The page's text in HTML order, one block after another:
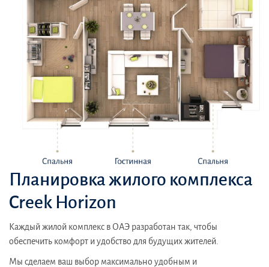
Планировка жилого комплекса
Creek Horizon
Каждый жилой комплекс в ОАЭ разработан так, чтобы
обеспечить комфорт и удобство для будущих жителей.
Мы сделаем ваш выбор максимально удобным и